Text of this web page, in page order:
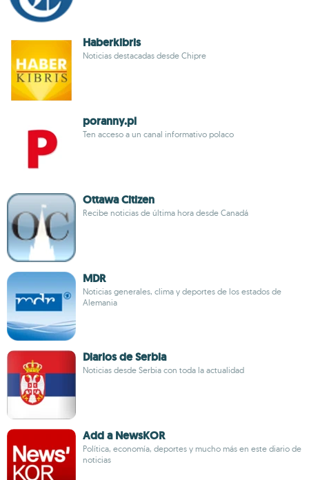
Haberkibris
Noticias destacadas desde Chipre
poranny.pl
Ten acceso a un canal informativo polaco
Ottawa Citizen
Recibe noticias de última hora desde Canadá
MDR
Noticias generales, clima y deportes de los estados de
Alemania
Diarios de Serbia
Noticias desde Serbia con toda la actualidad
Add a NewsKOR
Política, economía, deportes y mucho más en este diario de
noticias